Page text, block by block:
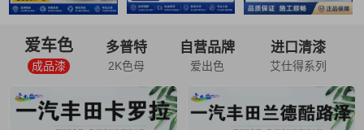
爱车色
成品漆
多普特
2K色母
自营品牌
爱出色
进口清漆
艾仕得系列